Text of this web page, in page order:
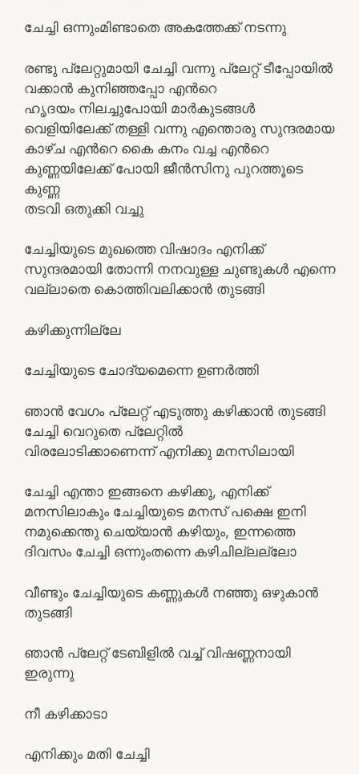
ചേച്ചി ഒന്നുംമിണ്ടാതെ അകത്തേക്ക് നടന്നു
രണ്ടു പ്ലേറ്റുമായി ചേച്ചി വന്നു പ്ലേറ്റ് ടീപ്പോയില്‍
വക്കാന്‍ കുനിഞ്ഞപ്പോ എന്‍റെ
ഹൃദയം നിലച്ചുപോയി മാര്‍കുടങ്ങള്‍
വെളിയിലേക്ക് തള്ളി വന്നു എന്തൊരു സുന്ദരമായ
കാഴ്ച എന്‍റെ കൈ കനം വച്ച എന്‍റെ
കുണ്ണയിലേക്ക് പോയി ജീന്‍സിനു പുറത്തൂടെ
കുണ്ണ
തടവി ഒതുക്കി വച്ചു
ചേച്ചിയുടെ മുഖത്തെ വിഷാദം എനിക്ക്
സുന്ദരമായി തോന്നി നനവുള്ള ചുണ്ടുകള്‍ എന്നെ
വല്ലാതെ കൊത്തിവലിക്കാന്‍ തുടങ്ങി
കഴിക്കുന്നില്ലേ
ചേച്ചിയുടെ ചോദ്യമെന്നെ ഉണര്‍ത്തി
ഞാന്‍ വേഗം പ്ലേറ്റ്‌ എടുത്തു കഴിക്കാന്‍ തുടങ്ങി
ചേച്ചി വെറുതെ പ്ലേറ്റില്‍
വിരലോടിക്കാണെന്ന് എനിക്കു മനസിലായി
ചേച്ചി എന്താ ഇങ്ങനെ കഴിക്കു, എനിക്ക്
മനസിലാകും ചേച്ചിയുടെ മനസ് പക്ഷെ ഇനി
നമുക്കെന്തു ചെയ്യാന്‍ കഴിയും, ഇന്നത്തെ
ദിവസം ചേച്ചി ഒന്നുംതന്നെ കഴിചില്ലല്ലോ
വീണ്ടും ചേച്ചിയുടെ കണ്ണുകള്‍ നഞ്ഞു ഒഴുകാന്‍
തുടങ്ങി
ഞാന്‍ പ്ലേറ്റ്‌ ടേബിളില്‍ വച്ച് വിഷണ്ണനായി
ഇരുന്നു
നീ കഴിക്കാടാ
എനിക്കും മതി ചേച്ചി